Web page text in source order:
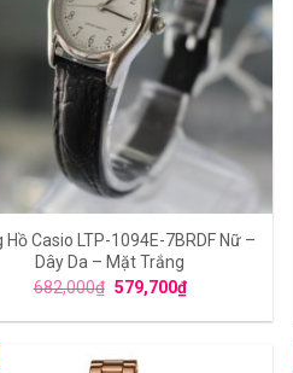
Hồ Casio LTP-1094E-7BRDF Nữ –
Dây Da – Mặt Trắng
682,000₫ 579,700₫